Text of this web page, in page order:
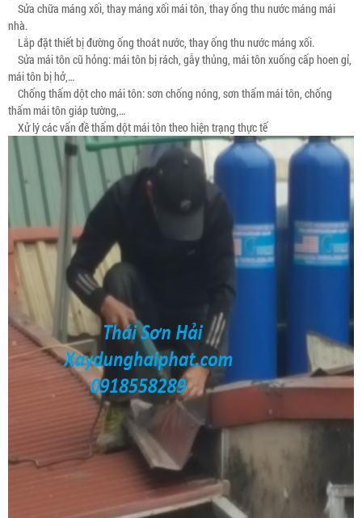
Sửa chữa máng xối, thay máng xối mái tôn, thay ống thu nước máng mái
nhà.
Lắp đặt thiết bị đường ống thoát nước, thay ống thu nước máng xối.
Sửa mái tôn cũ hỏng: mái tôn bị rách, gẫy thủng, mái tôn xuống cấp hoen gỉ,
mái tôn bị hở,…
Chống thấm dột cho mái tôn: sơn chống nóng, sơn thấm mái tôn, chống
thấm mái tôn giáp tường,…
Xử lý các vấn đề thấm dột mái tôn theo hiện trạng thực tế